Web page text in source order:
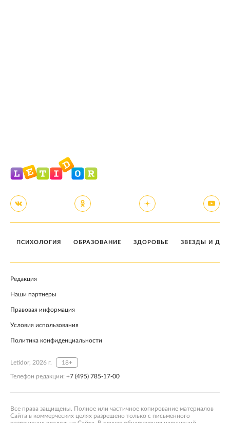
ПСИХОЛОГИЯ ОБРАЗОВАНИЕ ЗДОРОВЬЕ ЗВЕЗДЫ И
Редакция
Наши партнеры
Правовая информация
Условия использования
Политика конфиденциальности
Letidor, 2026 г. 18+
Телефон редакции: +7 (495) 785-17-00
Все права защищены. Полное или частичное копирование материалов
Сайта в коммерческих целях разрешено только с письменного